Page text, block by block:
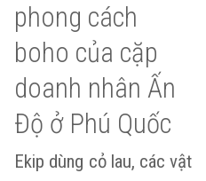
phong cách
boho của cặp
doanh nhân Ấn
Độ ở Phú Quốc
Ekip dùng cỏ lau, các vật